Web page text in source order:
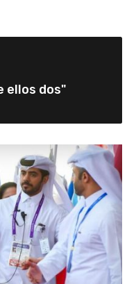
ellos dos"